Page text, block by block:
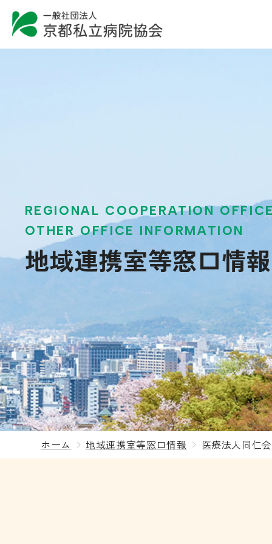
REGIONAL COOPERATION
OTHER OFFICE INFORMATION
地域連携室等窓口情報
ホーム 地域連携室等窓口情報 医療法人同仁